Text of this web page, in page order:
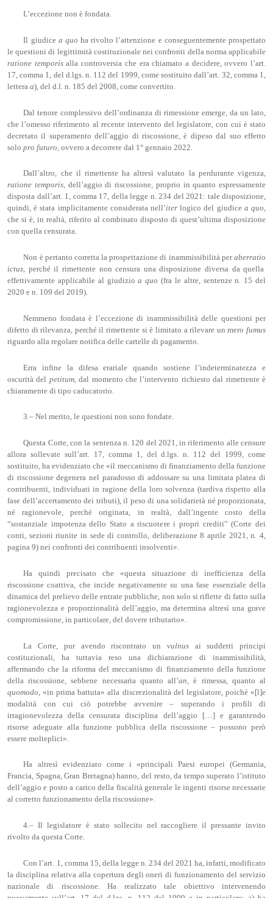
L’eccezione non è fondata.
Il giudice a quoha rivolto l’attenzione e conseguentemente prospettato
le questioni di legittimità costituzionale nei confronti della norma applicabile
ratione temporis alla controversia che era chiamato a decidere, ovvero l’art.
17, comma 1, del d.lgs. n. 112 del 1999, come sostituito dall’art. 32, comma 1,
lettera a), del d.l. n. 185 del 2008, come convertito.
Dal tenore complessivo dell’ordinanza di rimessione emerge, da un lato,
che l’omesso riferimento al recente intervento del legislatore, con cui è stato
decretato il superamento dell’aggio di riscossione, è dipeso dal suo effetto
solo pro futuro ovvero a decorrere dal 1° gennaio 2022.
Dall’altro, che il rimettente ha altresì valutato la perdurante vigenza,
ratione temporis, dell’aggio di riscossione, proprio in quanto espressamente
disposta dall’art. 1, comma 17, della legge n. 234 del 2021: tale disposizione,
quindi, è stata implicitamente considerata nell’iter logico del giudice a quo,
che si è, in realtà, riferito al combinato disposto di quest’ultima disposizione
con quella censurata.
Non è pertanto corretta la prospettazione di inammissibilità peraberratio
ictus, perché il rimettente non censura una disposizione diversa da quella
effettivamente applicabile al giudizioa quo(fra le altre, sentenze n. 15 del
2020 e n. 109 del 2019).
Nemmeno fondata è l’eccezione di inammissibilità delle questioni per
difetto di rilevanza, perché il rimettente si è limitato a rilevare un mero fumus
riguardo alla regolare notifica delle cartelle di pagamento.
Erra infine la difesa erariale quando sostiene l’indeterminatezza e
oscurità del petitum, dal momento che l’intervento richiesto dal rimettente è
chiaramente di tipo caducatorio.
3.– Nel merito, le questioni non sono fondate.
Questa Corte, con la sentenza n. 120 del 2021, in riferimento alle censure
allora sollevate sull’art. 17, comma 1, del d.lgs. n. 112 del 1999, come
sostituito, ha evidenziato che «il meccanismo di finanziamento della funzione
di riscossione degenera nel paradosso di addossare su una limitata platea di
contribuenti, individuati in ragione della loro solvenza (tardiva rispetto alla
fase dell’accertamento dei tributi), il peso di una solidarietà né proporzionata,
né ragionevole, perché originata, in realtà, dall’ingente costo della
“sostanziale impotenza dello Stato a riscuotere i propri crediti” (Corte dei
conti, sezioni riunite in sede di controllo, deliberazione 8 aprile 2021, n. 4,
pagina 9) nei confronti dei contribuenti insolventi».
Ha quindi precisato che «questa situazione di inefficienza della
riscossione coattiva, che incide negativamente su una fase essenziale della
dinamica del prelievo delle entrate pubbliche, non solo si riflette di fatto sulla
ragionevolezza e proporzionalità dell’aggio, ma determina altresì una grave
compromissione, in particolare, del dovere tributario».
La Corte, pur avendo riscontrato un vulnusai suddetti principi
costituzionali, ha tuttavia reso una dichiarazione di inammissibilità,
affermando che la riforma del meccanismo di finanziamento della funzione
della riscossione, sebbene necessaria quanto all’an , è rimessa, quanto al
quomodo , «in prima battuta» alla discrezionalità del legislatore, poiché «[l]e
modalità con cui ciò potrebbe avvenire – superando i profili di
irragionevolezza della censurata disciplina dell’aggio […] e garantendo
risorse adeguate alla funzione pubblica della riscossione – possono però
essere molteplici».
Ha altresì evidenziato come i «principali Paesi europei (Germania,
Francia, Spagna, Gran Bretagna) hanno, del resto, da tempo superato l’istituto
dell’aggio e posto a carico della fiscalità generale le ingenti risorse necessarie
al corretto funzionamento della riscossione».
4.– Il legislatore è stato sollecito nel raccogliere il pressante invito
rivolto da questa Corte.
Con l’art. 1, comma 15, della legge n. 234 del 2021 ha, infatti, modificato
la disciplina relativa alla copertura degli oneri di funzionamento del servizio
nazionale di riscossione. Ha realizzato tale obiettivo intervenendo